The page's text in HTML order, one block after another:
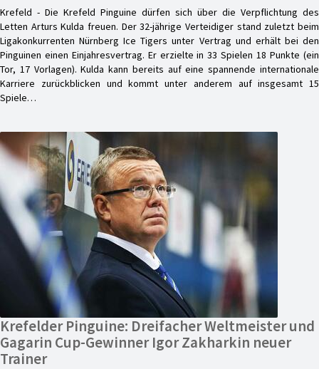
Krefeld - Die Krefeld Pinguine dürfen sich über die Verpflichtung des
Letten Arturs Kulda freuen. Der 32-jährige Verteidiger stand zuletzt beim
Ligakonkurrenten Nürnberg Ice Tigers unter Vertrag und erhält bei den
Pinguinen einen Einjahresvertrag. Er erzielte in 33 Spielen 18 Punkte (ein
Tor, 17 Vorlagen). Kulda kann bereits auf eine spannende internationale
Karriere zurückblicken und kommt unter anderem auf insgesamt 15
Spiele…
Krefelder Pinguine: Dreifacher Weltmeister und
Gagarin Cup-Gewinner Igor Zakharkin neuer
Trainer